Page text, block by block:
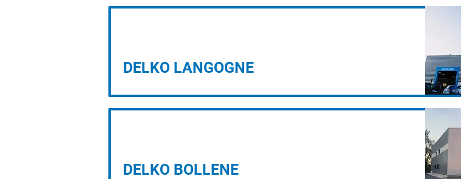
DELKO LANGOGNE
DELKO BOLLENE